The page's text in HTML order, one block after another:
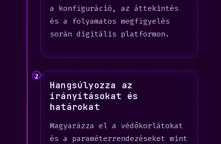
a konfiguráció, az áttekintés
és a folyamatos megfigyelés
során digitális platformon.
2
Hangsúlyozza az
irányításokat és
határokat
Magyarázza el a védőkorlátokat
és a paraméterrendezéseket mint